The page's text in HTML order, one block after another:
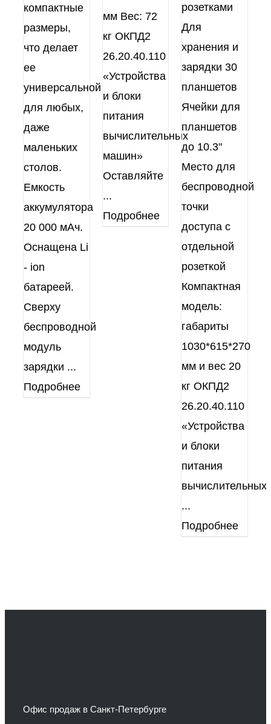
компактные
размеры,
что делает
ее
универсальной
для любых,
даже
маленьких
столов.
Емкость
аккумулятора
20 000 мАч.
Оснащена Li
- ion
батареей.
Сверху
беспроводной
модуль
зарядки ...
Подробнее
мм Вес: 72
кг ОКПД2
26.20.40.110
«Устройства
и блоки
питания
вычислительных
машин»
Оставляйте
...
Подробнее
розетками
Для
хранения и
зарядки 30
планшетов
Ячейки для
планшетов
до 10.3"
Место для
беспроводной
точки
доступа с
отдельной
розеткой
Компактная
модель:
габариты
1030*615*270
мм и вес 20
кг ОКПД2
26.20.40.110
«Устройства
и блоки
питания
вычислительных
...
Подробнее
Офис продаж в Санкт-Петербурге